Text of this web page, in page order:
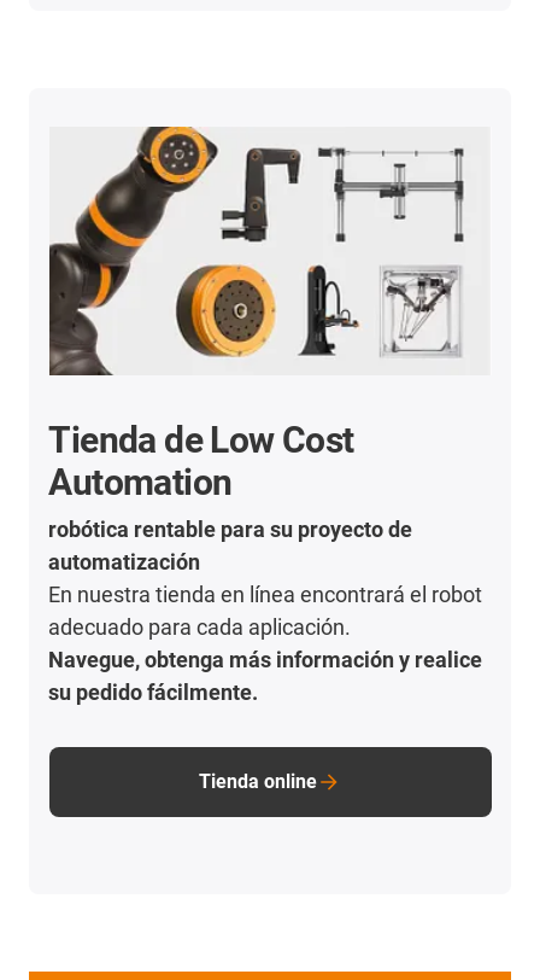
Tienda de Low Cost
Automation
robótica rentable para su proyecto de
automatización
En nuestra tienda en línea encontrará el robot
adecuado para cada aplicación.
Navegue, obtenga más información y realice
su pedido fácilmente.
Tienda online